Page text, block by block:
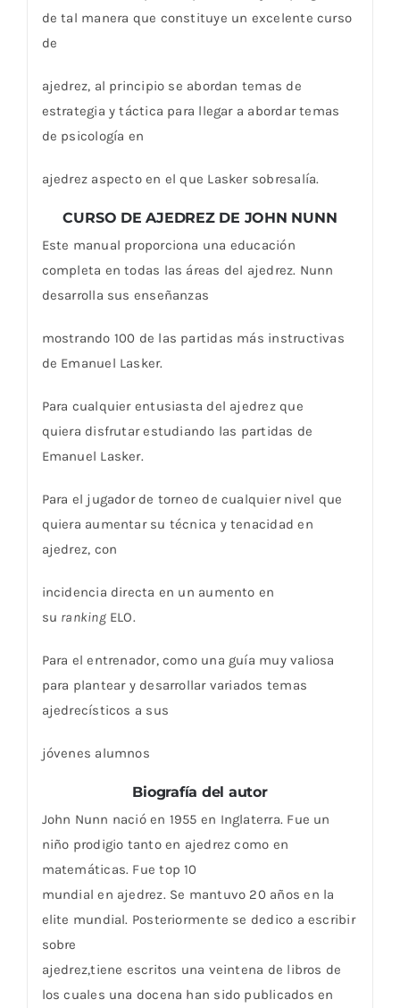
de tal manera que constituye un excelente curso
de
ajedrez, al principio se abordan temas de
estrategia y táctica para llegar a abordar temas
de psicología en
ajedrez aspecto en el que Lasker sobresalía.
CURSO DE AJEDREZ DE JOHN NUNN
Este manual proporciona una educación
completa en todas las áreas del ajedrez. Nunn
desarrolla sus enseñanzas
mostrando 100 de las partidas más instructivas
de Emanuel Lasker.
Para cualquier entusiasta del ajedrez que
quiera disfrutar estudiando las partidas de
Emanuel Lasker.
Para el jugador de torneo de cualquier nivel que
quiera aumentar su técnica y tenacidad en
ajedrez, con
incidencia directa en un aumento en
su rankingELO.
Para el entrenador, como una guía muy valiosa
para plantear y desarrollar variados temas
ajedrecísticos a sus
jóvenes alumnos
Biografía del autor
John Nunn nació en 1955 en Inglaterra. Fue un
niño prodigio tanto en ajedrez como en
matemáticas. Fue top 10
mundial en ajedrez. Se mantuvo 20 años en la
elite mundial. Posteriormente se dedico a escribir
sobre
ajedrez,tiene escritos una veintena de libros de
los cuales una docena han sido publicados en